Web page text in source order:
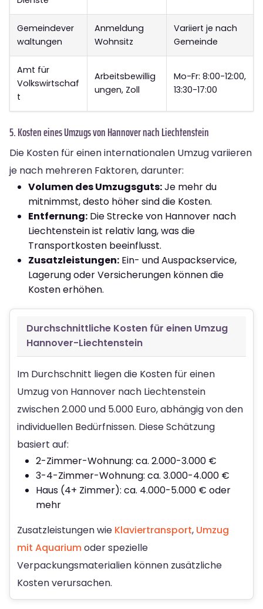
Gemeindever
waltungen
Anmeldung
Wohnsitz
Variiert je nach
Gemeinde
Amt für
Volkswirtschaf
t
Arbeitsbewillig
ungen, Zoll
Mo-Fr: 8:00-12:00,
13:30-17:00
5. Kosten eines Umzugs von Hannover nach Liechtenstein
Die Kosten für einen internationalen Umzug variieren
je nach mehreren Faktoren, darunter:
Volumen des Umzugsguts:Je mehr du
mitnimmst, desto höher sind die Kosten.
Entfernung: Die Strecke von Hannover nach
Liechtenstein ist relativ lang, was die
Transportkosten beeinflusst.
Zusatzleistungen: Ein- und Auspackservice,
Lagerung oder Versicherungen können die
Kosten erhöhen.
Durchschnittliche Kosten für einen Umzug
Hannover-Liechtenstein
Im Durchschnitt liegen die Kosten für einen
Umzug von Hannover nach Liechtenstein
zwischen 2.000 und 5.000 Euro, abhängig von den
individuellen Bedürfnissen. Diese Schätzung
basiert auf:
2-Zimmer-Wohnung: ca. 2.000-3.000 €
3-4-Zimmer-Wohnung: ca. 3.000-4.000 €
Haus (4+ Zimmer): ca. 4.000-5.000 € oder
mehr
Zusatzleistungen wie Klaviertransport, Umzug
mit Aquariumoder spezielle
Verpackungsmaterialien können zusätzliche
Kosten verursachen.